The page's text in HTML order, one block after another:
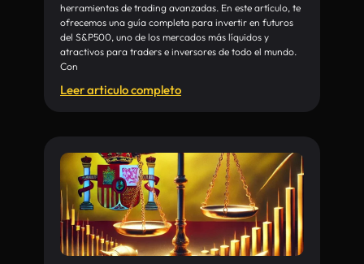
herramientas de trading avanzadas. En este artículo, te
ofrecemos una guía completa para invertir en futuros
del S&P500, uno de los mercados más líquidos y
atractivos para traders e inversores de todo el mundo.
Con
Leer articulo completo